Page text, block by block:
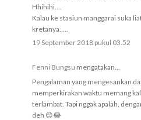
Hhihihi....
Kalau ke stasiun manggarai suka
kretanya.....
19 September 2018 pukul 03.52
Fenni Bungsu mengatakan...
Pengalaman yang mengesankan
memperkirakan waktu memang
terlambat. Tapi nggak apalah,
deh 😊😂